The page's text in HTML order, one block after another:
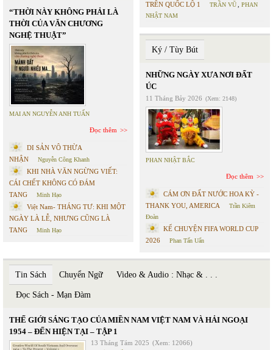
“THỜI NÀY KHÔNG PHẢI LÀ
THỜI CỦA VĂN CHƯƠNG
NGHỆ THUẬT”
MAI AN NGUYỄN ANH TUẤN
Đọc thêm
DI SẢN VÔ THỪA
NHẬN
Nguyễn Công Khanh
KHI NHÀ VĂN NGỪNG VIẾT:
CÁI CHẾT KHÔNG CÓ ĐÁM
TANG
Minh Hạo
Việt Nam- THÁNG TƯ: KHI MỘT
NGÀY LÀ LỄ, NHƯNG CŨNG LÀ
TANG
Minh Hạo
TRÊN QUỐC LỘ 1
TRẦN VŨ, PHAN
NHẬT NAM
Ký / Tùy Bút
NHỮNG NGÀY XƯA NƠI ĐẤT
ÚC
11 Tháng Bảy 2026 (Xem: 2148)
PHAN NHẬT BẮC
Đọc thêm
CÁM ƠN ĐẤT NƯỚC HOA KỲ -
THANK YOU, AMERICA
Trần Kiêm
Đoàn
KỂ CHUYỆN FIFA WORLD CUP
2026
Phan Tấn Uẩn
Tin Sách Chuyển Ngữ Video & Audio : Nhạc & . . .
Đọc Sách - Mạn Đàm
THẾ GIỚI SÁNG TẠO CỦA MIỀN NAM VIỆT NAM VÀ HẢI NGOẠI
1954 – ĐẾN HIỆN TẠI – TẬP 1
13 Tháng Tám 2025 (Xem: 12066)